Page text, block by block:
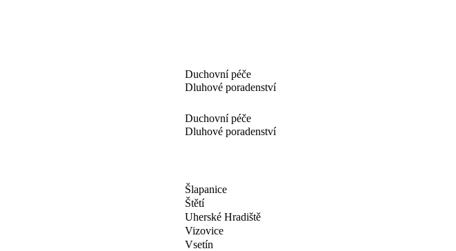
Duchovní péče
Dluhové poradenství
Duchovní péče
Dluhové poradenství
Šlapanice
Štětí
Uherské Hradiště
Vizovice
Vsetín